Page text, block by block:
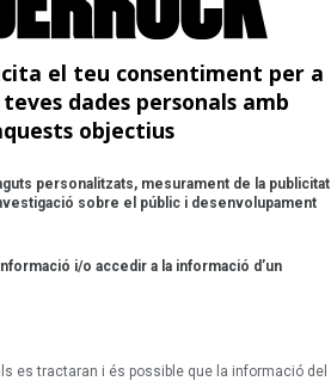
el teu consentiment per a
dades personals amb
objectius
personalitzats, mesurament de la publicitat
sobre el públic i desenvolupament
i/o accedir a la informació d’un
es tractaran i és possible que la informació del